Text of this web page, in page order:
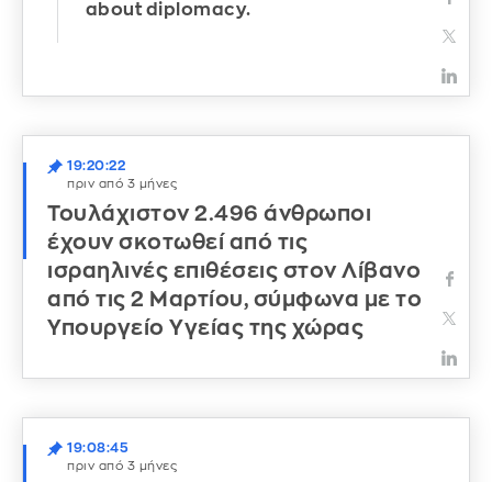
about diplomacy.
19:20:22
πριν από 3 μήνες
Τουλάχιστον 2.496 άνθρωποι
έχουν σκοτωθεί από τις
ισραηλινές επιθέσεις στον Λίβανο
από τις 2 Μαρτίου, σύμφωνα με το
Υπουργείο Υγείας της χώρας
19:08:45
πριν από 3 μήνες